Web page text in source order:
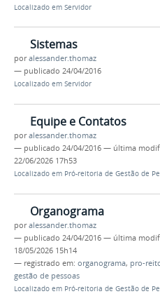
Localizado em Servidor
Sistemas
poralessander.thomaz
— publicado 24/04/2016
Localizado em Servidor
Equipe e Contatos
poralessander.thomaz
— publicado 24/04/2016 — última
22/06/2026 17h53
Localizado em Pró-reitoria de Gestão de
Organograma
poralessander.thomaz
— publicado 24/04/2016 — última
18/05/2026 15h14
— registrado em: organograma, pro-
gestão de pessoas
Localizado em Pró-reitoria de Gestão de